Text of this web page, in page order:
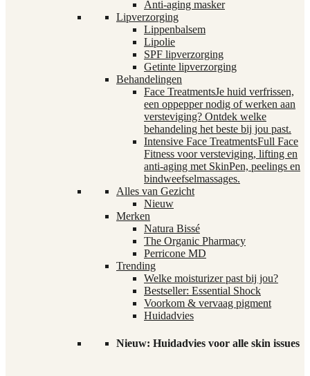
Anti-aging masker
Lipverzorging
Lippenbalsem
Lipolie
SPF lipverzorging
Getinte lipverzorging
Behandelingen
Face TreatmentsJe huid verfrissen,
een oppepper nodig of werken aan
versteviging? Ontdek welke
behandeling het beste bij jou past.
Intensive Face TreatmentsFull Face
Fitness voor versteviging, lifting en
anti-aging met SkinPen, peelings en
bindweefselmassages.
Alles van Gezicht
Nieuw
Merken
Natura Bissé
The Organic Pharmacy
Perricone MD
Trending
Welke moisturizer past bij jou?
Bestseller: Essential Shock
Voorkom & vervaag pigment
Huidadvies
Nieuw: Huidadvies voor alle skin issues